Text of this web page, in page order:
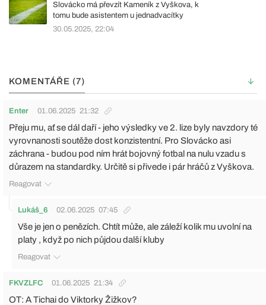
Slovácko má převzít Kameník z Vyškova, k
tomu bude asistentem u jednadvacítky
30.05.2025, 22:04
KOMENTÁŘE (7)
Enter 01.06.2025 21:32
Přeju mu, ať se dál daří - jeho výsledky ve 2. lize byly navzdory té
vyrovnanosti soutěže dost konzistentní. Pro Slovácko asi
záchrana - budou pod ním hrát bojovný fotbal na nulu vzadu s
důrazem na standardky. Určitě si přivede i pár hráčů z Vyškova.
Reagovat
Lukáš_6 02.06.2025 07:45
Vše je jen o penězích. Chtít může, ale záleží kolik mu uvolní na
platy , když po nich půjdou další kluby
Reagovat
FKVZLFC 01.06.2025 21:34
OT: A Tichai do Viktorky Žižkov?